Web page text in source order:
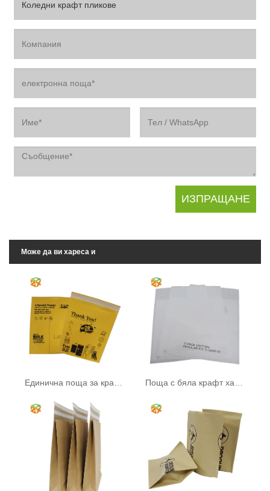
Може да ви хареса и
Единична поща за крафт хартия Поща с бяла крафт хартия с прозорец